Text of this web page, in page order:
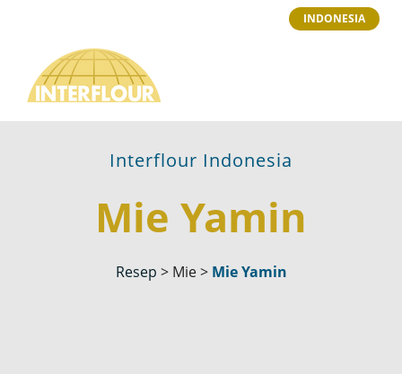
INDONESIA
Interflour Indonesia
Mie Yamin
Resep > Mie>Mie Yamin